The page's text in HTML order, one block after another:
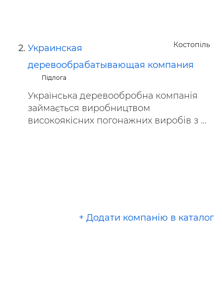
Костопіль
Украинская
деревообрабатывающая компания
Підлога
Українська деревообробна компанія
займається виробництвом
високоякісних погонажних виробів з ...
+ Додати компанію в каталог